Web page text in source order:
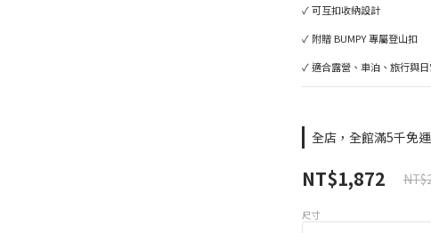
✓ 可互扣收納設計
✓ 附贈 BUMPY 專屬登山扣
✓ 適合露營、車泊、旅行與
全店，全館滿5千免
NT$1,872
尺寸